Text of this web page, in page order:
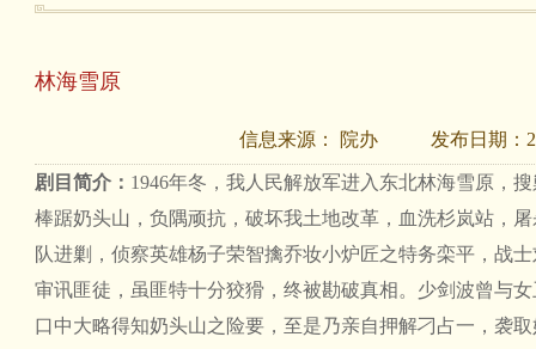
林海雪原
信息来源： 院办 发布日期：
剧目简介： 1946年冬，我人民解放军进入东北林海雪原，
棒踞奶头山，负隅顽抗，破坏我土地改革，血洗杉岚站，
队进剿，侦察英雄杨子荣智擒乔妆小炉匠之特务栾平，战
审讯匪徒，虽匪特十分狡猾，终被勘破真相。少剑波曾与
口中大略得知奶头山之险要，至是乃亲自押解刁占一，袭